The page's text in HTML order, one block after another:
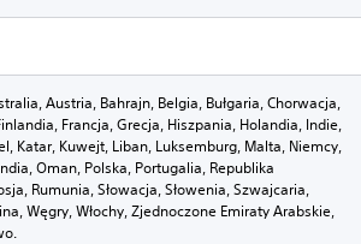
Austria, Bahrajn, Belgia, Bułgaria, Chorwacja,
Francja, Grecja, Hiszpania, Holandia, Indie,
Katar, Kuwejt, Liban, Luksemburg, Malta, Niemcy,
Oman, Polska, Portugalia, Republika
Rumunia, Słowacja, Słowenia, Szwajcaria,
Węgry, Włochy, Zjednoczone Emiraty Arabskie,